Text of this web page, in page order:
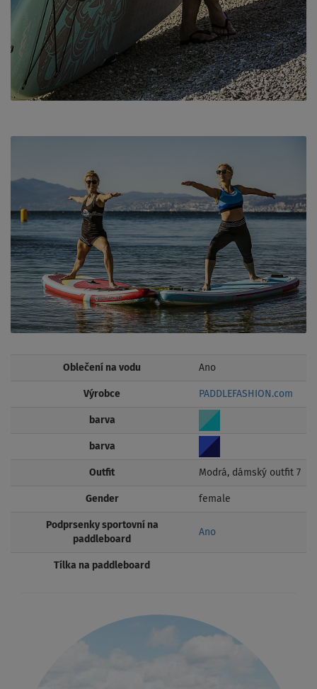
Oblečení na vodu Ano
Výrobce PADDLEFASHION.com
barva
barva
Outfit Modrá, dámský outfit 7
Gender female
Podprsenky sportovní na
paddleboard
Ano
Tílka na paddleboard